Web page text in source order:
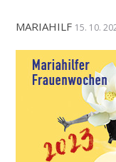
MARIAHILF 15. 10.